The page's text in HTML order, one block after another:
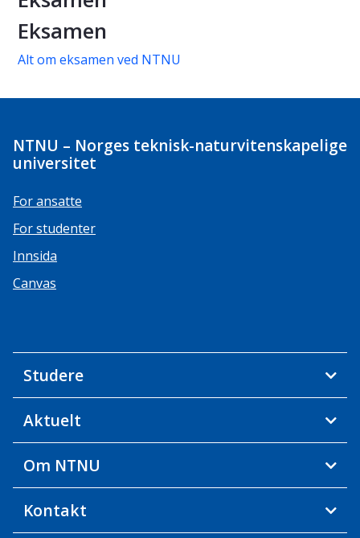
Eksamen
Alt om eksamen ved NTNU
NTNU – Norges teknisk-naturvitenskapelige
universitet
For ansatte
For studenter
Innsida
Canvas
Studere
Aktuelt
Om NTNU
Kontakt